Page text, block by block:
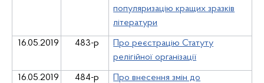
популяризацію кращих зразків
літератури
16.05.2019 483-р
Про реєстрацію Статуту
релігійної організації
16.05.2019 484-р
Про внесення змін до